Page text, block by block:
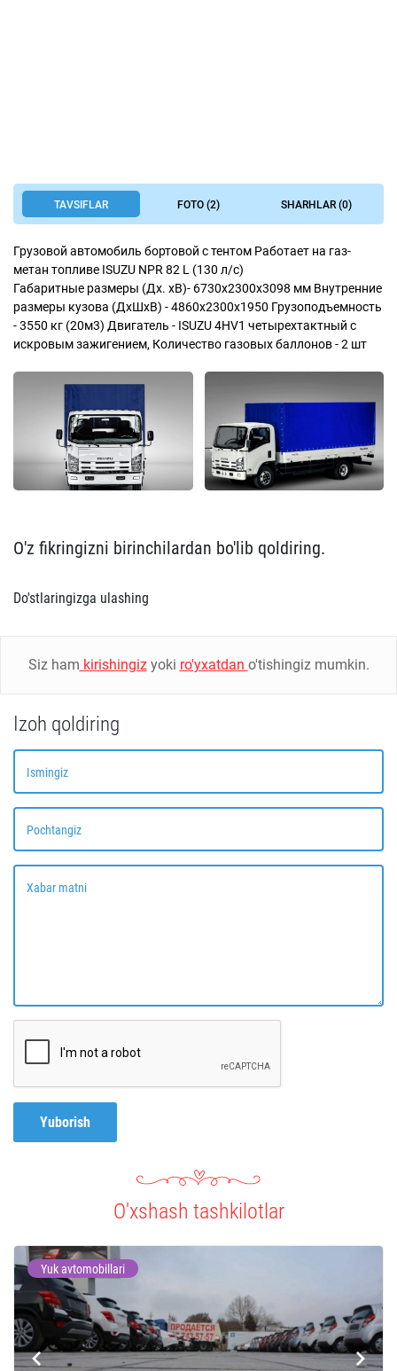
TAVSIFLAR FOTO (2) SHARHLAR (0)
Грузовой автомобиль бортовой с тентом Работает на газ-
метан топливе ISUZU NPR 82 L (130 л/с)
Габаритные размеры (Дх. хВ)- 6730х2300х3098 мм Внутренние
размеры кузова (ДхШхВ) - 4860х2300х1950 Грузоподъемность
- 3550 кг (20м3) Двигатель - ISUZU 4HV1 четырехтактный с
искровым зажигением, Количество газовых баллонов - 2 шт
O'z fikringizni birinchilardan bo'lib qoldiring.
Do'stlaringizga ulashing
Siz ham kirishingizyoki ro'yxatdan o'tishingiz mumkin.
Izoh qoldiring
Ismingiz
Pochtangiz
Xabar matni
Yuborish
O'xshash tashkilotlar
Yuk avtomobillari